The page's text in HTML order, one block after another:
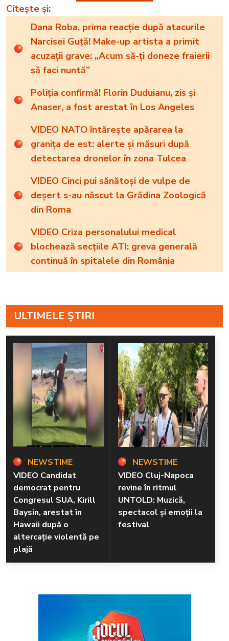
Citește și:
Dana Roba, prima reacție după atacurile
Narcisei Guță! Make-up artista a primit
acuzații grave: „Acum să-ți doneze fraierii
să faci nuntă”
Poliția confirmă! Florin Duduianu, zis și
Anaser, a fost arestat în Los Angeles
VIDEO NATO întărește apărarea la
granița de est: alerte și măsuri după
detectarea dronelor în zona Tulcea
VIDEO Cinci pui sănătoși de vulpe de
deșert s-au născut la Grădina Zoologică
din Roma
VIDEO Criza personalului medical
blochează secțiile ATI: greva generală
continuă în spitalele din România
ULTIMELE ȘTIRI
NEWSTIME
VIDEO Candidat
democrat pentru
Congresul SUA, Kirill
Baysin, arestat în
Hawaii după o
altercație violentă pe
plajă
NEWSTIME
VIDEO Cluj-Napoca
revine în ritmul
UNTOLD: Muzică,
spectacol și emoții la
festival